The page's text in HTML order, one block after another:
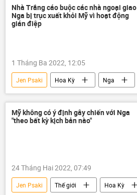
tình báo
Nhà Trắng cáo buộc các nhà ngoại giao
Nga bị trục xuất khỏi Mỹ vì hoạt động
gián điệp
1 Tháng Ba 2022, 12:05
Jen Psaki Hoa Kỳ
Nga
gián điệp
nhà ngoại giao
Liên Hợp Quốc
Mỹ không có ý định gây chiến với Nga
"theo bất kỳ kịch bản nào"
24 Tháng Hai 2022, 07:49
Jen Psaki Thế giới
Hoa Kỳ